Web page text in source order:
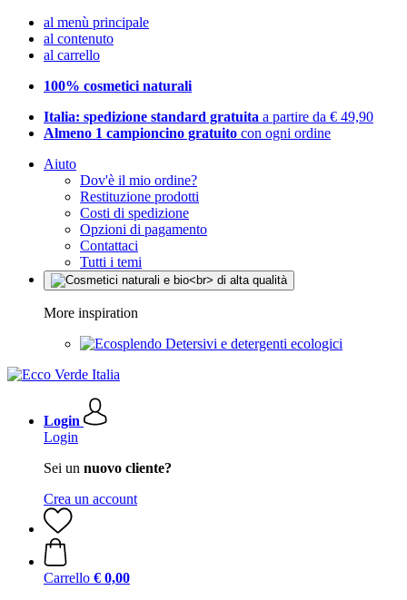
al menù principale
al contenuto
al carrello
100% cosmetici naturali
Italia: spedizione standard gratuita a partire da € 49,90
Almeno 1 campioncino gratuito con ogni ordine
Aiuto
Dov'è il mio ordine?
Restituzione prodotti
Costi di spedizione
Opzioni di pagamento
Contattaci
Tutti i temi
More inspiration
Detersivi e detergenti ecologici
Login
Login
Sei un nuovo cliente?
Crea un account
Carrello € 0,00